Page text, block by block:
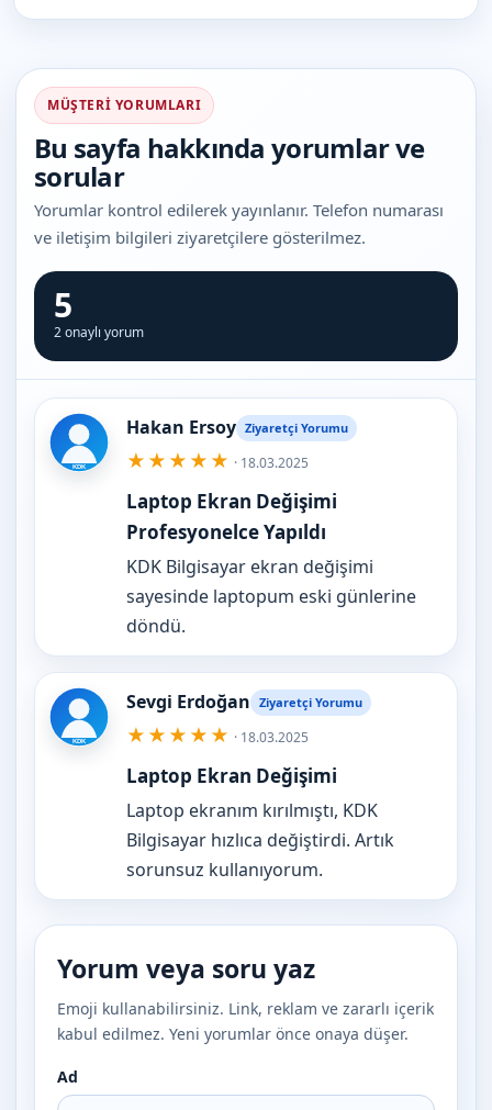
MÜŞTERI YORUMLARI
Bu sayfa hakkında yorumlar ve
sorular
Yorumlar kontrol edilerek yayınlanır. Telefon numarası
ve iletişim bilgileri ziyaretçilere gösterilmez.
5
2 onaylı yorum
Hakan Ersoy Ziyaretçi Yorumu
★★★★★ · 18.03.2025
Laptop Ekran Değişimi
Profesyonelce Yapıldı
KDK Bilgisayar ekran değişimi
sayesinde laptopum eski günlerine
döndü.
Sevgi Erdoğan Ziyaretçi Yorumu
★★★★★ · 18.03.2025
Laptop Ekran Değişimi
Laptop ekranım kırılmıştı, KDK
Bilgisayar hızlıca değiştirdi. Artık
sorunsuz kullanıyorum.
Yorum veya soru yaz
Emoji kullanabilirsiniz. Link, reklam ve zararlı içerik
kabul edilmez. Yeni yorumlar önce onaya düşer.
Ad